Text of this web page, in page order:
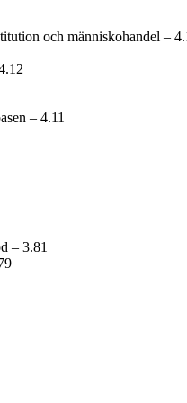
och människohandel –
– 4.11
– 3.81